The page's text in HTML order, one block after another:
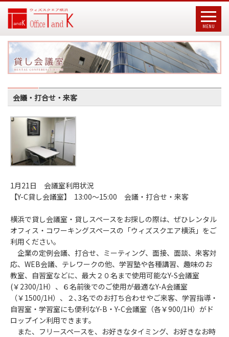
MENU
会議・打合せ・来客
1月21日 会議室利用状況
【Y-C貸し会議室】 13:00～15:00 会議・打合せ・来客
横浜で貸し会議室・貸しスペースをお探しの際は、ぜひレンタル
オフィス・コワーキングスペースの「ウィズスクエア横浜」をご
利用ください。
企業の定例会議、打合せ、ミーティング、面接、面談、来客対
応、WEB会議、テレワークの他、学習塾や各種講習、趣味のお
教室、自習室などに、最大２０名まで使用可能なY-S会議室
(￥2300/1H）、６名前後でのご使用が最適なY-A会議室
（￥1500/1H）、２､3名でのお打ち合わせやご来客、学習指導・
自習室・学習室にも便利なY-B・Y-C会議室（各￥900/1H）がド
ロップイン利用できます。
また、フリースペースを、お好きなタイミング、お好きなお時